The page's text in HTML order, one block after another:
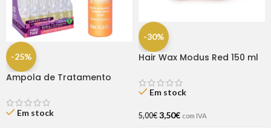
-25%
Ampola de Tratamento
Hair (1 UNIDADE)
Em stock
-30%
Hair Wax Modus Red 150 ml
Em stock
5,00€ 3,50€ com IVA